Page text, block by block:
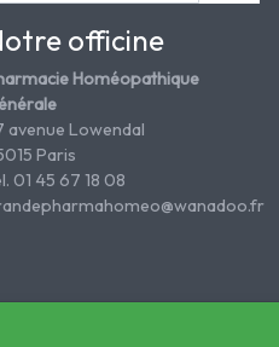
officine
Homéopathique
avenue Lowendal
Paris
01 45 67 18 08